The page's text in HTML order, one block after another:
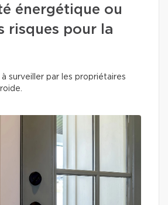
énergétique ou
risques pour la
surveiller par les propriétaires